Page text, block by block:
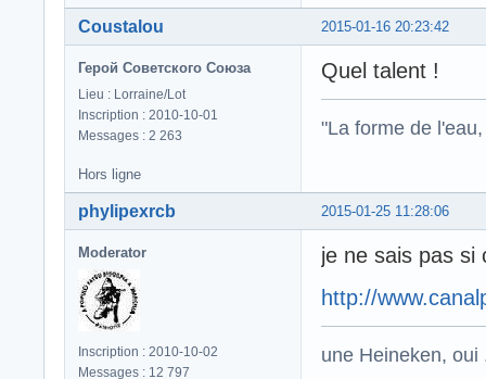
2015-01-16 20:23:42
Coustalou
Герой Советского Союза
Lieu : Lorraine/Lot
Inscription : 2010-10-01
Messages : 2 263
Quel talent !
"La forme de
Hors ligne
2015-01-25 11:28:06
phylipexrcb
Moderator
Inscription : 2010-10-02
Messages : 12 797
je ne sais pas si
http://
une Heineken,